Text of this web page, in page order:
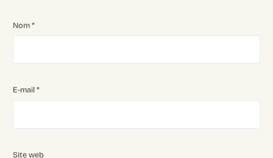
Nom*
E-mail*
Site web